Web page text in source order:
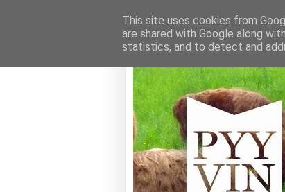
This site uses cookies from
are shared with Google along
statistics, and to detect and